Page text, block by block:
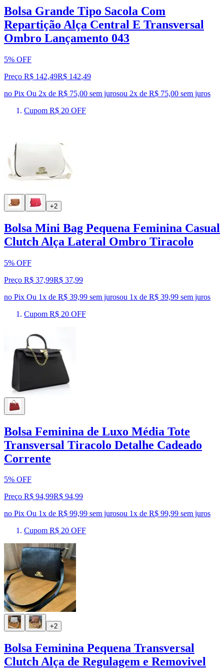
Bolsa Grande Tipo Sacola Com
Repartição Alça Central E Transversal
Ombro Lançamento 043
5% OFF
Preço R$ 142,49R$ 142,49
no Pix Ou 2x de R$ 75,00 sem jurosou 2x de R$ 75,00 sem juros
Cupom R$ 20 OFF
+2
Bolsa Mini Bag Pequena Feminina Casual
Clutch Alça Lateral Ombro Tiracolo
5% OFF
Preço R$ 37,99R$ 37,99
no Pix Ou 1x de R$ 39,99 sem jurosou 1x de R$ 39,99 sem juros
Cupom R$ 20 OFF
Bolsa Feminina de Luxo Média Tote
Transversal Tiracolo Detalhe Cadeado
Corrente
5% OFF
Preço R$ 94,99R$ 94,99
no Pix Ou 1x de R$ 99,99 sem jurosou 1x de R$ 99,99 sem juros
Cupom R$ 20 OFF
+2
Bolsa Feminina Pequena Transversal
Clutch Alça de Regulagem e Removivel